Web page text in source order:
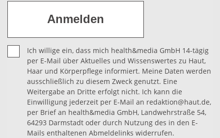
Ich willige ein, dass mich health&media GmbH 14-tägig
per E-Mail über Aktuelles und Wissenswertes zu Haut,
Haar und Körperpflege informiert. Meine Daten werden
ausschließlich zu diesem Zweck genutzt. Eine
Weitergabe an Dritte erfolgt nicht. Ich kann die
Einwilligung jederzeit per E-Mail an redaktion@haut.de,
per Brief an health&media GmbH, Landwehrstraße 54,
64293 Darmstadt oder durch Nutzung des in den E-
Mails enthaltenen Abmeldelinks widerrufen.